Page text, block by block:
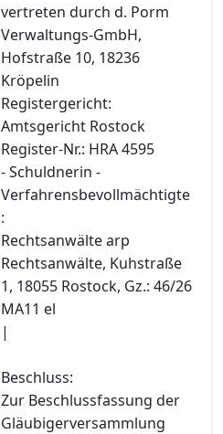
vertreten durch d. Porm
Verwaltungs-GmbH,
Hofstraße 10, 18236
Kröpelin
Registergericht:
Amtsgericht Rostock
Register-Nr.: HRA 4595
- Schuldnerin -
Verfahrensbevollmächtigte
:
Rechtsanwälte arp
Rechtsanwälte, Kuhstraße
1, 18055 Rostock, Gz.: 46/26
MA11 el
|
Beschluss:
Zur Beschlussfassung der
Gläubigerversammlung